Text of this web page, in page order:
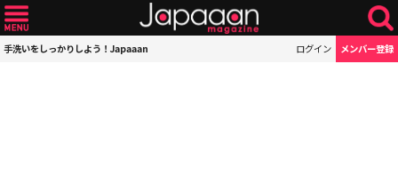
手洗いをしっかりしよう！Japaaan ログイン メンバー登録